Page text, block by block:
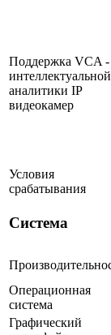
Поддержка VCA -
интеллектуальной
аналитики IP
видеокамер
Условия
срабатывания
Система
Операционная
система
Графический